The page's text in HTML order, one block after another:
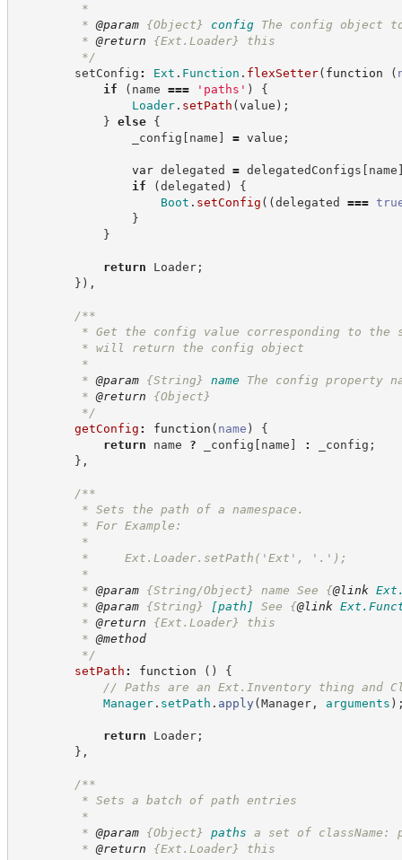
*
* @param {Object} config
The config object
* @return {Ext.Loader}
this
*/
setConfig : Ext . Function . flexSetter( function (
if
( name === ' paths ' )
{
Loader. setPath (value ) ;
} else
{
_config [ name ] = value ;
var delegated = delegatedConfigs [ name
if
(delegated )
{
Boot . setConfig ( (delegated ===
}
}
return Loader;
} ) ,
/**
* Get the config value corresponding to the
* will return the config object
*
* @param {String} name
The config property
* @return
{Object}
*/
getConfig : function ( name )
{
return name ? _config [ name ] : _config ;
} ,
/**
* Sets the path of a namespace.
* For Example:
*
*     Ext.Loader.setPath('Ext', '.');
*
* @param {String/Object} name See {@link
* @param {String} [path] See {@link
* @return {Ext.Loader}
this
* @method
*/
setPath : function ( )
{
// Paths are an Ext.Inventory thing and
Manager. setPath . apply (Manager, arguments )
return Loader;
} ,
/**
* Sets a batch of path entries
*
* @param {Object} paths a set of className:
* @return {Ext.Loader}
this